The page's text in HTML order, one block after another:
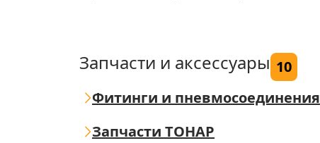
Запчасти и аксессуары 10
Фитинги и пневмосоединения
Запчасти ТОНАР